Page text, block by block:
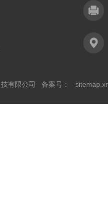
有限公司 备案号：